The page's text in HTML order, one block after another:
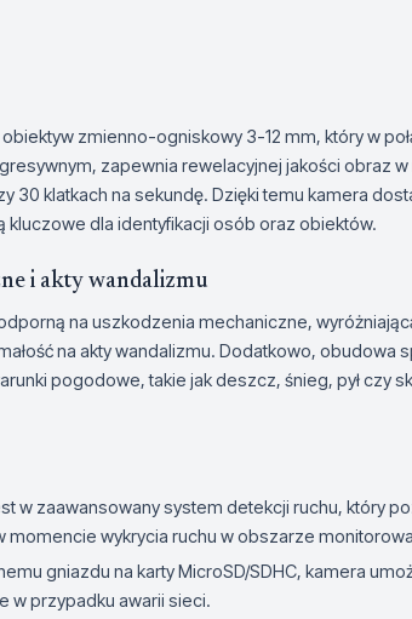
zmienno-ogniskowy 3-12 mm, który w
zapewnia rewelacyjnej jakości obraz
30 klatkach na sekundę. Dzięki temu kamera
dla identyfikacji osób oraz obiektów.
i akty wandalizmu
na uszkodzenia mechaniczne,
na akty wandalizmu. Dodatkowo, obudowa
pogodowe, takie jak deszcz, śnieg, pył czy
w zaawansowany system detekcji ruchu, który
wykrycia ruchu w obszarze
gniazdu na karty MicroSD/SDHC, kamera
w przypadku awarii sieci.